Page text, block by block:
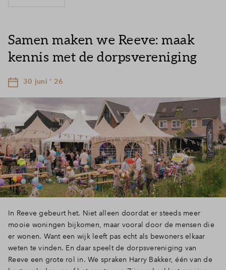
Samen maken we Reeve: maak
kennis met de dorpsvereniging
30 juni ' 26
In Reeve gebeurt het. Niet alleen doordat er steeds meer
mooie woningen bijkomen, maar vooral door de mensen die
er wonen. Want een wijk leeft pas echt als bewoners elkaar
weten te vinden. En daar speelt de dorpsvereniging van
Reeve een grote rol in. We spraken Harry Bakker, één van de